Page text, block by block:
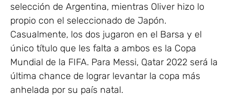
selección de Argentina, mientras Oliver hizo lo
propio con el seleccionado de Japón.
Casualmente, los dos jugaron en el Barsa y el
único título que les falta a ambos es la Copa
Mundial de la FIFA. Para Messi, Qatar 2022 será la
última chance de lograr levantar la copa más
anhelada por su país natal.